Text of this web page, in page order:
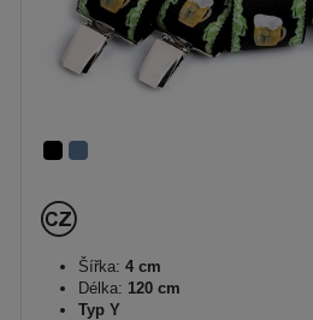
Šířka: 4 cm
Délka: 120 cm
Typ Y